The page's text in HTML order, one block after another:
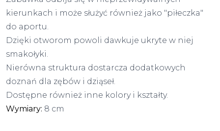
kierunkach i może służyć również jako "piłeczka"
do aportu.
Dzięki otworom powoli dawkuje ukryte w niej
smakołyki.
Nierówna struktura dostarcza dodatkowych
doznań dla zębów i dziąseł.
Dostępne również inne kolory i kształty.
Wymiary: 8 cm